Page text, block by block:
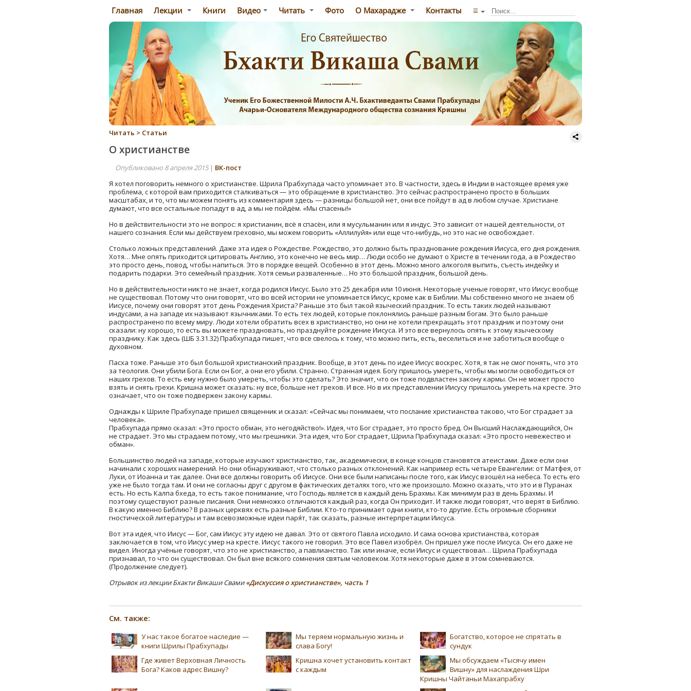
Главная Лекции Книги Видео Читать Фото О Махарадже Контакты ☰
Читать > Статьи
О христианстве
Опубликовано 8 апреля 2015| ВК-пост
Я хотел поговорить немного о христианстве. Шрила Прабхупада часто упоминает это. В частности, здесь в Индии в настоящее время уже
проблема, с которой вам приходится сталкиваться — это обращение в христианство. Это сейчас распространено просто в больших
масштабах, и то, что мы можем понять из комментария здесь — разницы большой нет, они все пойдут в ад в любом случае. Христиане
думают, что все остальные попадут в ад, а мы не пойдём. «Мы спасены!»
Но в действительности это не вопрос: я христианин, всё я спасён, или я мусульманин или я индус. Это зависит от нашей деятельности, от
нашего сознания. Если мы действуем греховно, мы можем говорить «Аллилуйя» или еще что-нибудь, но это нас не освобождает.
Столько ложных представлений. Даже эта идея о Рождестве. Рождество, это должно быть празднование рождения Иисуса, его дня рождения.
Хотя… Мне опять приходится цитировать Англию, это конечно не весь мир… Люди особо не думают о Христе в течении года, а в Рождество
это просто день, повод, чтобы напиться. Это в порядке вещей. Особенно в этот день. Можно много алкоголя выпить, съесть индейку и
подарить подарки. Это семейный праздник. Хотя семьи разваленные… Но это большой праздник, большой день.
Но в действительности никто не знает, когда родился Иисус. Было это 25 декабря или 10 июня. Некоторые ученые говорят, что Иисус вообще
не существовал. Потому что они говорят, что во всей истории не упоминается Иисус, кроме как в Библии. Мы собственно много не знаем об
Иисусе, почему они говорят этот день Рождения Христа? Раньше это был такой языческий праздник. То есть таких людей называют
индусами, а на западе их называют язычниками. То есть тех людей, которые поклонялись раньше разным богам. Это было раньше
распространено по всему миру. Люди хотели обратить всех в христианство, но они не хотели прекращать этот праздник и поэтому они
сказали: ну хорошо, то есть вы можете праздновать, но празднуйте рождение Иисуса. И это все вернулось опять к этому языческому
празднику. Как здесь (ШБ 3.31.32) Прабхупада пишет, что все свелось к тому, что можно пить, есть, веселиться и не заботиться вообще о
духовном.
Пасха тоже. Раньше это был большой христианский праздник. Вообще, в этот день по идее Иисус воскрес. Хотя, я так не смог понять, что это
за теология. Они убили Бога. Если он Бог, а они его убили. Странно. Странная идея. Богу пришлось умереть, чтобы мы могли освободиться от
наших грехов. То есть ему нужно было умереть, чтобы это сделать? Это значит, что он тоже подвластен закону кармы. Он не может просто
взять и снять грехи. Кришна может сказать: ну все, больше нет грехов. И все. Но в их представлении Иисусу пришлось умереть на кресте. Это
означает, что он тоже подвержен закону кармы.
Однажды к Шриле Прабхупаде пришел священник и сказал: «Сейчас мы понимаем, что послание христианства таково, что Бог страдает за
человека».
Прабхупада прямо сказал: «Это просто обман, это негодяйство!». Идея, что Бог страдает, это просто бред. Он Высший Наслаждающийся, Он
не страдает. Это мы страдаем потому, что мы грешники. Эта идея, что Бог страдает, Шрила Прабхупада сказал: «Это просто невежество и
обман».
Большинство людей на западе, которые изучают христианство, так, академически, в конце концов становятся атеистами. Даже если они
начинали с хороших намерений. Но они обнаруживают, что столько разных отклонений. Как например есть четыре Евангелии: от Матфея, от
Луки, от Иоанна и так далее. Они все должны говорить об Иисусе. Они все были написаны после того, как Иисус взошёл на небеса. То есть его
уже не было тогда там. И они не согласны друг с другом в фактических деталях того, что же произошло. Можно сказать, что это и в Пуранах
есть. Но есть Калпа бхеда, то есть такое понимание, что Господь является в каждый день Брахмы. Как минимум раз в день Брахмы. И
поэтому существуют разные писания. Они немножко отличаются каждый раз, когда Он приходит. И также люди говорят, что верят в Библию.
В какую именно Библию? В разных церквях есть разные Библии. Кто-то принимает одни книги, кто-то другие. Есть огромные сборники
гностической литературы и там всевозможные идеи паря́т, так сказать, разные интерпретации Иисуса.
Вот эта идея, что Иисус — Бог, сам Иисус эту идею не давал. Это от святого Павла исходило. И сама основа христианства, которая
заключается в том, что Иисус умер на кресте. Иисус такого не говорил. Это все Павел изобрёл. Он пришел уже после Иисуса. Он его даже не
видел. Иногда учёные говорят, что это не христианство, а павлианство. Так или иначе, если Иисус и существовал… Шрила Прабхупада
признавал, то что он существовал. Он был вне всякого сомнения святым человеком. Хотя некоторые даже в этом сомневаются.
(Продолжение следует).
Отрывок из лекции Бхакти Викаши Свами«Дискуссия о христианстве», часть 1
См. также:
У нас такое богатое наследие —
книги Шрилы Прабхупады
Мы теряем нормальную жизнь и
слава Богу!
Богатство, которое не спрятать в
сундук
Где живет Верховная Личность
Бога? Каков адрес Вишну?
Кришна хочет установить контакт
с каждым
Мы обсуждаем «Тысячу имен
Вишну» для наслаждения Шри
Кришны Чайтаньи Махапрабху